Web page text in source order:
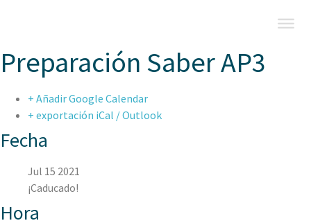
Preparación Saber AP3
+ Añadir Google Calendar
+ exportación iCal / Outlook
Fecha
Jul 15 2021
¡Caducado!
Hora